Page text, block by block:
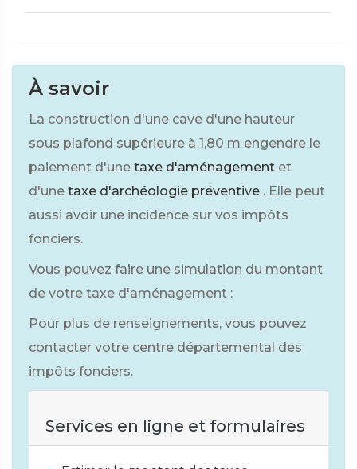
À savoir
La construction d'une cave d'une hauteur
sous plafond supérieure à 1,80 m engendre le
paiement d'une taxe d'aménagement et
d'une taxe d'archéologie préventive . Elle peut
aussi avoir une incidence sur vos impôts
fonciers.
Vous pouvez faire une simulation du montant
de votre taxe d'aménagement :
Pour plus de renseignements, vous pouvez
contacter votre centre départemental des
impôts fonciers.
Services en ligne et formulaires